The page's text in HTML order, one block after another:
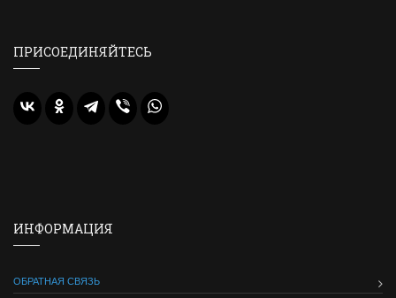
ПРИСОЕДИНЯЙТЕСЬ
ИНФОРМАЦИЯ
ОБРАТНАЯ СВЯЗЬ